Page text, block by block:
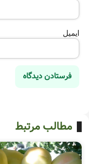
ایمیل
مطالب مرتبط